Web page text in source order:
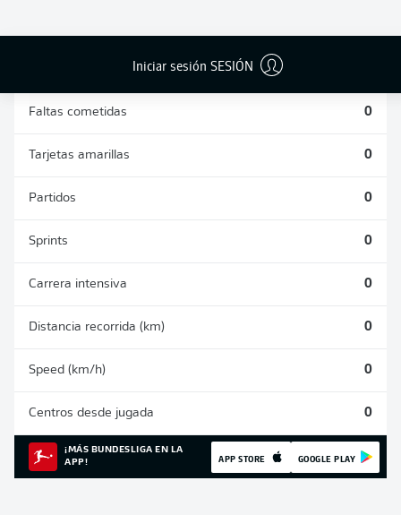
Iniciar sesión SESIÓN
Faltas cometidas 0
Tarjetas amarillas 0
Partidos 0
Sprints 0
Carrera intensiva 0
Distancia recorrida (km) 0
Speed (km/h) 0
Centros desde jugada 0
¡MÁS BUNDESLIGA EN LA
APP!
APP STORE GOOGLE PLAY